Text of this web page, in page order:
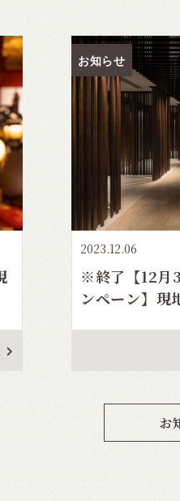
お知らせ
2023.12.06
※終了【12月
ンペーン】
お